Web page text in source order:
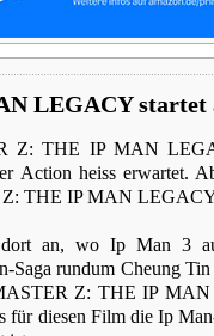
LEGACY
Z: THE IP MAN
Action heiss erwartet.
THE IP MAN LEGACY
an, wo Ip Man 3
Saga rundum Cheung
Z: THE IP
für diesen Film die Ip